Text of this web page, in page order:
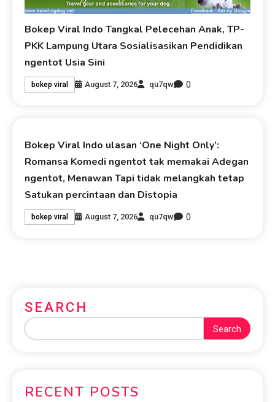
Bokep Viral Indo Tangkal Pelecehan Anak, TP-
PKK Lampung Utara Sosialisasikan Pendidikan
ngentot Usia Sini
bokep viral August 7, 2026 qu7qw 0
Bokep Viral Indo ulasan ‘One Night Only’:
Romansa Komedi ngentot tak memakai Adegan
ngentot, Menawan Tapi tidak melangkah tetap
Satukan percintaan dan Distopia
bokep viral August 7, 2026 qu7qw 0
SEARCH
Search
RECENT POSTS